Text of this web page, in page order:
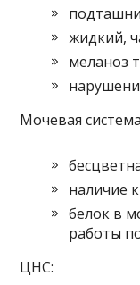
жидкий,
меланоз
Мочевая
наличие
белок в
работы
ЦНС: